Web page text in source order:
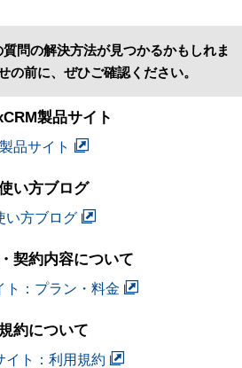
問の解決方法が見つかるかもしれま
の前に、ぜひご確認ください。
製品サイト
製品サイト
い方ブログ
い方ブログ
契約内容について
ト：プラン・料金
規約について
イト：利用規約